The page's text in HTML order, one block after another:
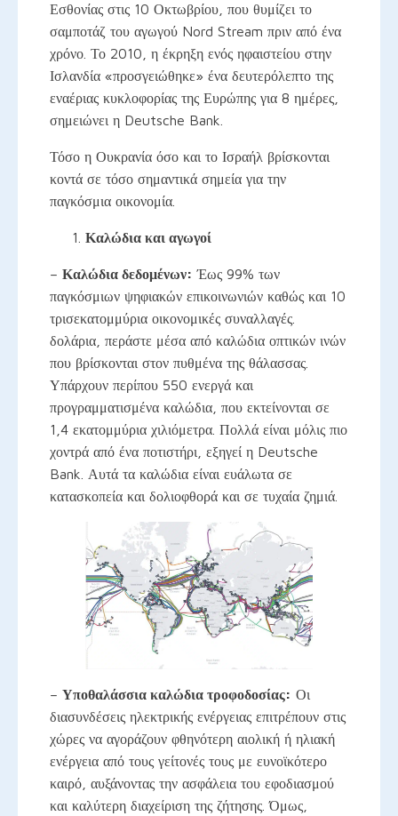
Εσθονίας στις 10 Οκτωβρίου, που θυμίζει το
σαμποτάζ του αγωγού Nord Stream πριν από ένα
χρόνο. Το 2010, η έκρηξη ενός ηφαιστείου στην
Ισλανδία «προσγειώθηκε» ένα δευτερόλεπτο της
εναέριας κυκλοφορίας της Ευρώπης για 8 ημέρες,
σημειώνει η Deutsche Bank.
Τόσο η Ουκρανία όσο και το Ισραήλ βρίσκονται
κοντά σε τόσο σημαντικά σημεία για την
παγκόσμια οικονομία.
Καλώδια και αγωγοί
– Καλώδια δεδομένων: Έως 99% των
παγκόσμιων ψηφιακών επικοινωνιών καθώς και 10
τρισεκατομμύρια οικονομικές συναλλαγές.
δολάρια, περάστε μέσα από καλώδια οπτικών ινών
που βρίσκονται στον πυθμένα της θάλασσας.
Υπάρχουν περίπου 550 ενεργά και
προγραμματισμένα καλώδια, που εκτείνονται σε
1,4 εκατομμύρια χιλιόμετρα. Πολλά είναι μόλις πιο
χοντρά από ένα ποτιστήρι, εξηγεί η Deutsche
Bank. Αυτά τα καλώδια είναι ευάλωτα σε
κατασκοπεία και δολιοφθορά και σε τυχαία ζημιά.
– Υποθαλάσσια καλώδια τροφοδοσίας: Οι
διασυνδέσεις ηλεκτρικής ενέργειας επιτρέπουν στις
χώρες να αγοράζουν φθηνότερη αιολική ή ηλιακή
ενέργεια από τους γείτονές τους με ευνοϊκότερο
καιρό, αυξάνοντας την ασφάλεια του εφοδιασμού
και καλύτερη διαχείριση της ζήτησης. Όμως,